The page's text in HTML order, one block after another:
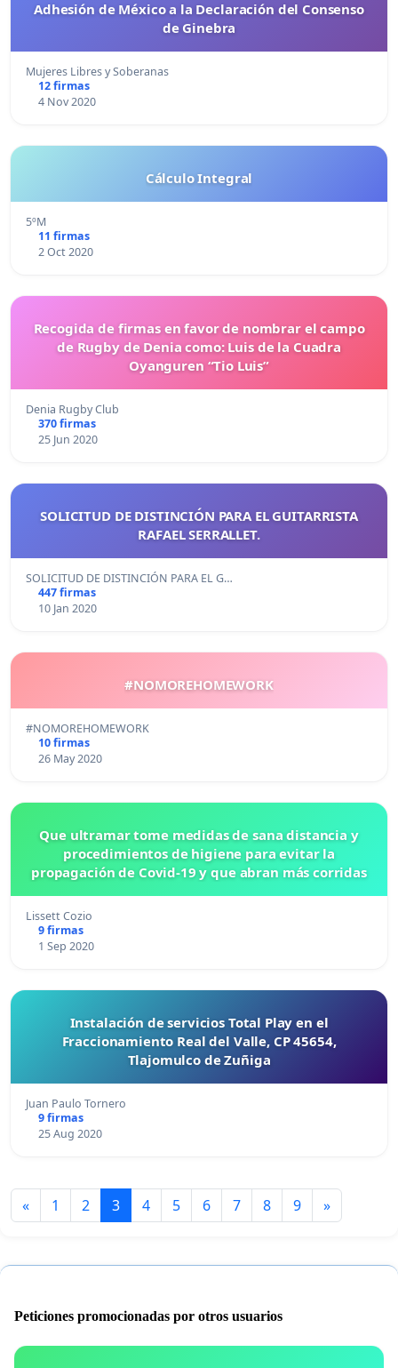
Adhesión de México a la Declaración del Consenso
de Ginebra
Mujeres Libres y Soberanas
12 firmas
4 Nov 2020
Cálculo Integral
5ºM
11 firmas
2 Oct 2020
Recogida de firmas en favor de nombrar el campo
de Rugby de Denia como: Luis de la Cuadra
Oyanguren “Tio Luis”
Denia Rugby Club
370 firmas
25 Jun 2020
SOLICITUD DE DISTINCIÓN PARA EL GUITARRISTA
RAFAEL SERRALLET.
SOLICITUD DE DISTINCIÓN PARA EL G…
447 firmas
10 Jan 2020
#NOMOREHOMEWORK
#NOMOREHOMEWORK
10 firmas
26 May 2020
Que ultramar tome medidas de sana distancia y
procedimientos de higiene para evitar la
propagación de Covid-19 y que abran más corridas
Lissett Cozio
9 firmas
1 Sep 2020
Instalación de servicios Total Play en el
Fraccionamiento Real del Valle, CP 45654,
Tlajomulco de Zuñiga
Juan Paulo Tornero
9 firmas
25 Aug 2020
« 1 2 3 4 5 6 7 8 9 »
Peticiones promocionadas por otros usuarios